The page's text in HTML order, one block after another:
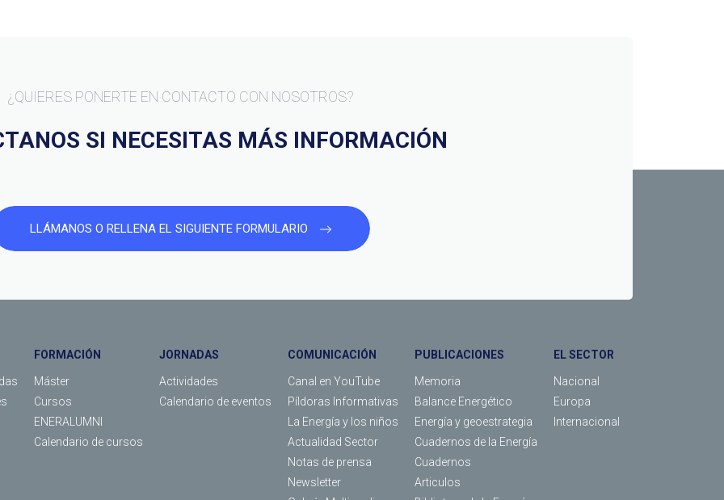
¿QUIERES PONERTE EN CONTACTO CON NOSOTROS?
SI NECESITAS MÁS INFORMACIÓN
LLÁMANOS O RELLENA EL SIGUIENTE FORMULARIO
FORMACIÓN
Máster
Cursos
ENERALUMNI
Calendario de cursos
JORNADAS
Actividades
Calendario de eventos
COMUNICACIÓN
Canal en YouTube
Píldoras Informativas
La Energía y los niños
Actualidad Sector
Notas de prensa
Newsletter
PUBLICACIONES
Memoria
Balance Energético
Energía y geoestrategia
Cuadernos de la Energía
Cuadernos
Articulos
EL SECTOR
Nacional
Europa
Internacional